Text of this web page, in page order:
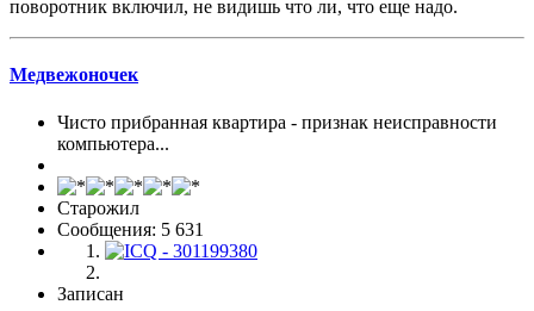
поворотник включил, не видишь что ли, что еще надо.
Медвежоночек
Чисто прибранная квартира - признак неисправности
компьютера...
Старожил
Сообщения: 5 631
Записан